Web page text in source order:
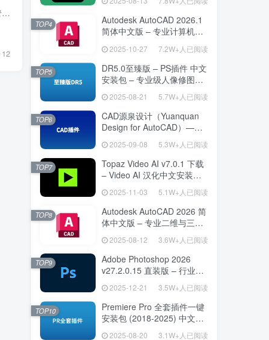
Visio Pro 2024 Retail中文安装版是一款专业的流程图和图表设计软件，专为需要高效创建和管理复杂图表的用户设计。无论是业务流程图、组织结构图还是技术架构图，Visio Pro都能提供强大的工具和...
12
Autodesk AutoCAD 2026.1
简体中文版 – 专业计算机辅
2025-10-27 7.2W+人已阅读
TOP4
DR5.0至臻版 – PS插件 中文
安装包 – 专业级人像修图工
2025-08-21 5.7W+人已阅读
TOP5
CAD源泉设计（Yuanquan
Design for AutoCAD）——
高效绘图利器
2025-09-08 5.3W+人已阅读
TOP6
Topaz Video AI v7.0.1 下载
– Video AI 汉化中文安装版
2025-11-03 5.1W+人已阅读
TOP7
Autodesk AutoCAD 2026 简
体中文版 – 专业二维与三维
2025-08-12 3.6W+人已阅读
TOP8
Adobe Photoshop 2026
v27.2.0.15 直装版 – 行业标
2025-12-21 3.5W+人已阅读
TOP9
Premiere Pro 全套插件一键
安装包 (2018-2025) 中文安
2025-08-20 3.1W+人已阅读
TOP10